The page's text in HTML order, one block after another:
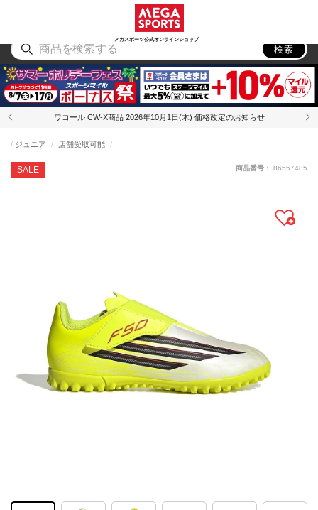
メガスポーツ公式オンラインショップ
アウトドア
検索
ワコール CW-X商品 2026年10月1日(木) 価格改定のお知らせ
SALE
ジュニア 店舗受取可能
商品番号： 86557485